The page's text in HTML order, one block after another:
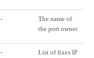
-
The name of
the port owner
-
List of fixes IP